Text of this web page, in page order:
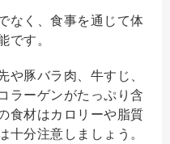
なく、食事を通じて体
す。
豚バラ肉、牛すじ、
ラーゲンがたっぷり含
食材はカロリーや脂質
分注意しましょう。